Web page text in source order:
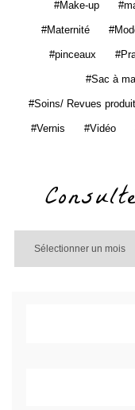
Make-up
Maternité
pinceaux
Sac à
Soins/ Revues
Vernis Vidéo